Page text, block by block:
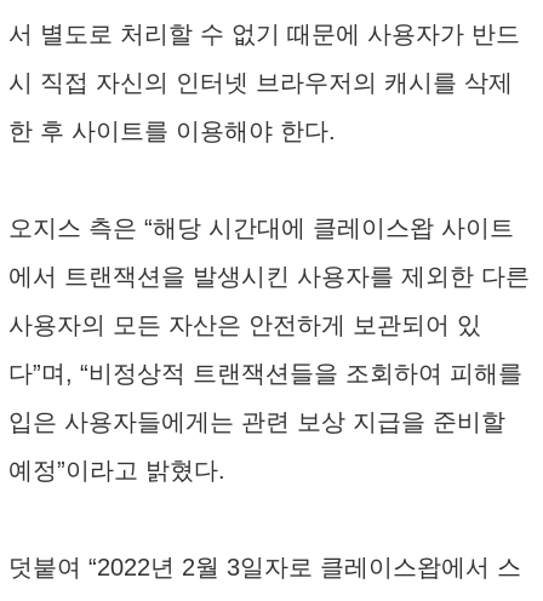
서 별도로 처리할 수 없기 때문에 사용자가 반드
시 직접 자신의 인터넷 브라우저의 캐시를 삭제
한 후 사이트를 이용해야 한다.
오지스 측은 “해당 시간대에 클레이스왑 사이트
에서 트랜잭션을 발생시킨 사용자를 제외한 다른
사용자의 모든 자산은 안전하게 보관되어 있
다”며, “비정상적 트랜잭션들을 조회하여 피해를
입은 사용자들에게는 관련 보상 지급을 준비할
예정”이라고 밝혔다.
덧붙여 “2022년 2월 3일자로 클레이스왑에서 스